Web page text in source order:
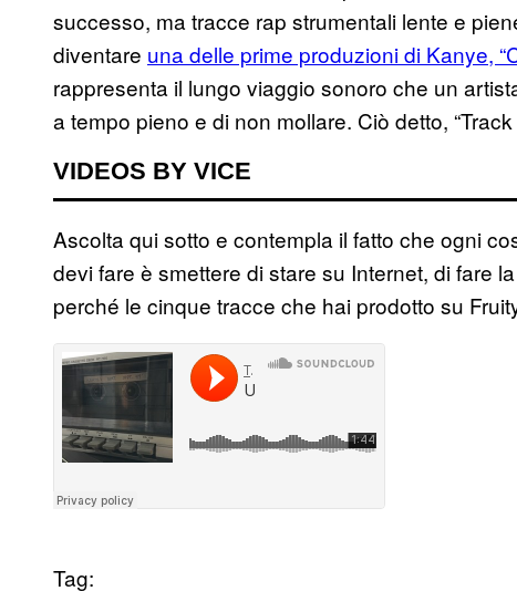
successo, ma tracce rap strumentali lente e
diventare una delle prime produzioni di Kanye,
rappresenta il lungo viaggio sonoro che un
a tempo pieno e di non mollare. Ciò detto,
VIDEOS BY VICE
Ascolta qui sotto e contempla il fatto che ogni
devi fare è smettere di stare su Internet, di fare
perché le cinque tracce che hai prodotto su
Tag: